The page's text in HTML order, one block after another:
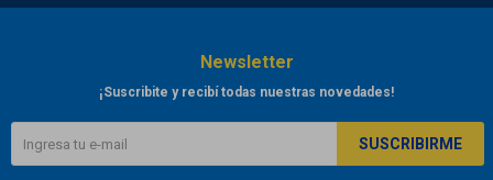
Newsletter
¡Suscribite y recibí todas nuestras novedades!
SUSCRIBIRME